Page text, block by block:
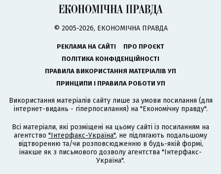
© 2005-2026, ЕКОНОМІЧНА ПРАВДА
РЕКЛАМА НА САЙТІ
ПРО ПРОЄКТ
ПОЛІТИКА КОНФІДЕНЦІЙНОСТІ
ПРАВИЛА ВИКОРИСТАННЯ МАТЕРІАЛІВ УП
ПРИНЦИПИ І ПРАВИЛА РОБОТИ УП
Використання матеріалів сайту лише за умови посилання (для
інтернет-видань - гіперпосилання) на "Економічну правду".
Всі матеріали, які розміщені на цьому сайті із посиланням на
агентство "Інтерфакс-Україна", не підлягають подальшому
відтворенню та/чи розповсюдженню в будь-якій формі,
інакше як з письмового дозволу агентства "Інтерфакс-
Україна".